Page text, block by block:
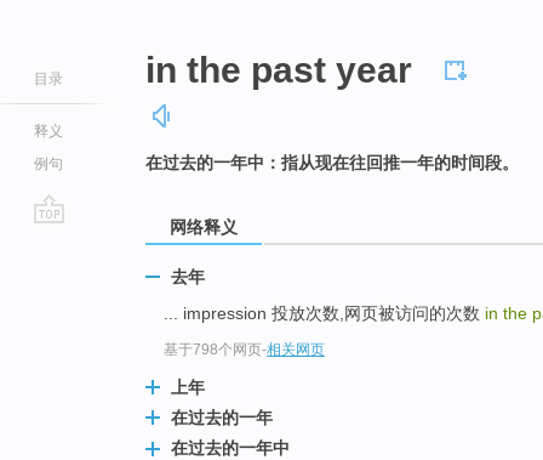
目录
释义
例句
in the past year
在过去的一年中：指从现在往回推一年的时间段。
网络释义
去年
... impression 投放次数,网页被访问的次数 in the
基于798个网页-相关网页
上年
在过去的一年
在过去的一年中